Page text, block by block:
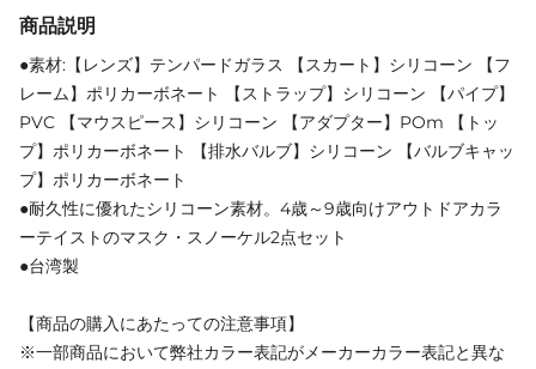
商品説明
●素材:【レンズ】テンパードガラス 【スカート】シリコーン 【フ
レーム】ポリカーボネート 【ストラップ】シリコーン 【パイプ】
PVC 【マウスピース】シリコーン 【アダプター】POm 【トッ
プ】ポリカーボネート 【排水バルブ】シリコーン 【バルブキャッ
プ】ポリカーボネート
●耐久性に優れたシリコーン素材。4歳～9歳向けアウトドアカラ
ーテイストのマスク・スノーケル2点セット
●台湾製
【商品の購入にあたっての注意事項】
※一部商品において弊社カラー表記がメーカーカラー表記と異な